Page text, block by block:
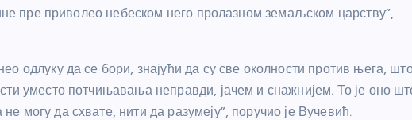
пре приволео небеском него пролазном земаљском царству”,
одлуку да се бори, знајући да су све околности против њега,
уместо потчињавања неправди, јачем и снажнијем. То је оно
могу да схвате, нити да разумеју”, поручио је Вучевић.